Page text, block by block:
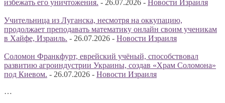
избежать его уничтожения. - 26.07.2026 - Новости Израиля
Учительница из Луганска, несмотря на оккупацию,
продолжает преподавать математику онлайн своим ученикам
в Хайфе, Израиль. - 26.07.2026 - Новости Израиля
Соломон Франкфурт, еврейский учёный, способствовал
развитию агроиндустрии Украины, создав «Храм Соломона»
под Киевом. - 26.07.2026 - Новости Израиля
…